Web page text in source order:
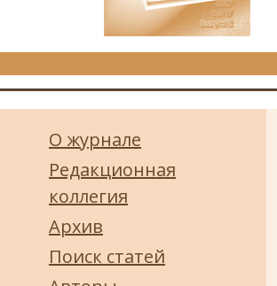
О журнале
Редакционная
коллегия
Архив
Поиск статей